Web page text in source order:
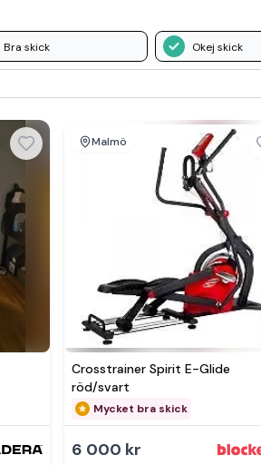
Bra skick Okej skick
Malmö
Crosstrainer Spirit E-Glide
röd/svart
Mycket bra skick
6 000 kr